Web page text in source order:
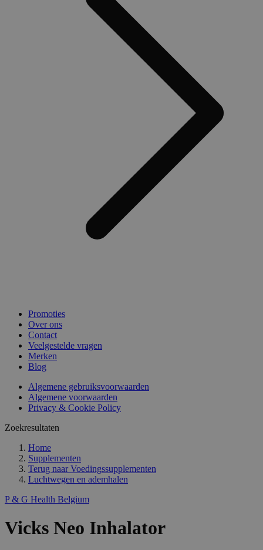
Promoties
Over ons
Contact
Veelgestelde vragen
Merken
Blog
Algemene gebruiksvoorwaarden
Algemene voorwaarden
Privacy & Cookie Policy
Zoekresultaten
Home
Supplementen
Terug naar Voedingssupplementen
Luchtwegen en ademhalen
P & G Health Belgium
Vicks Neo Inhalator